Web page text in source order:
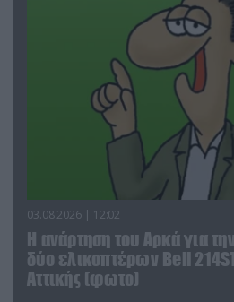
03.08.2026 | 12:02
Η ανάρτηση του Αρκά για
δύο ελικοπτέρων Bell
Αττικής (φωτο)